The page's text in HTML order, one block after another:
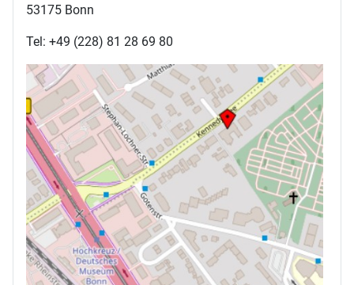
53175 Bonn
Tel: +49 (228) 81 28 69 80